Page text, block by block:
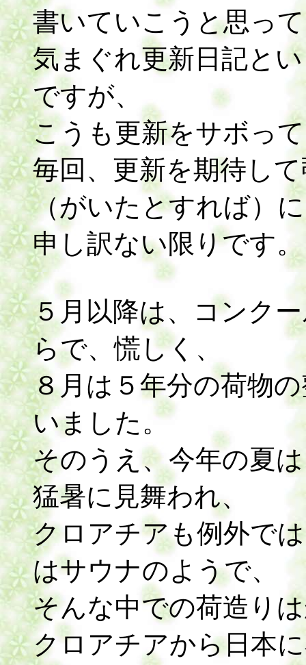
書いていこうと思っ
気まぐれ更新日記と
ですが、
こうも更新をサボっ
毎回、更新を期待し
（がいたとすれば）
申し訳ない限りです。
５月以降は、コンク
らで、慌しく、
８月は５年分の荷物
いました。
そのうえ、今年の夏
猛暑に見舞われ、
クロアチアも例外で
はサウナのようで、
そんな中での荷造り
クロアチアから日本